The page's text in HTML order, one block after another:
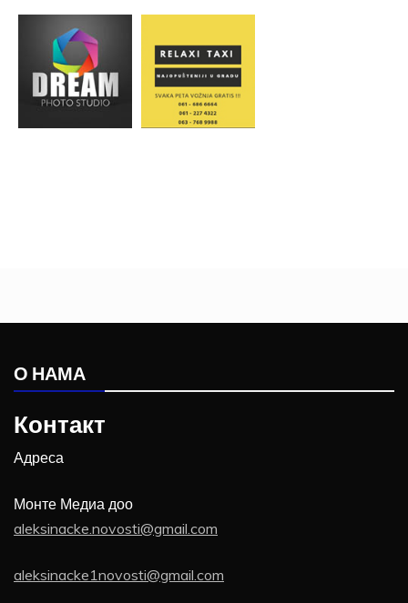
О НАМА
Контакт
Адреса
Монте Медиа доо
aleksinacke.novosti@gmail.com
aleksinacke1novosti@gmail.com